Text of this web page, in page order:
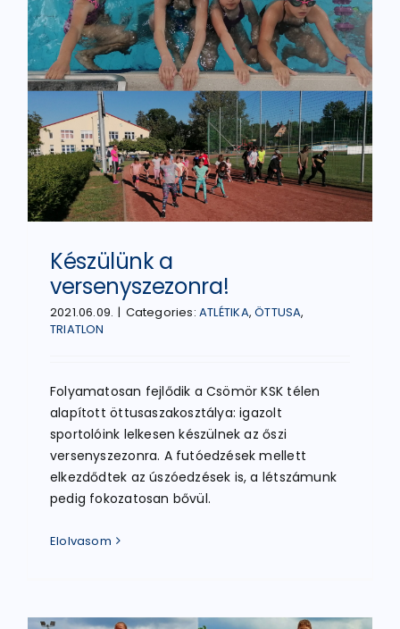
Készülünk a
versenyszezonra!
2021.06.09. | Categories:ATLÉTIKA,ÖTTUSA,
TRIATLON
Folyamatosan fejlődik a Csömör KSK télen
alapított öttusaszakosztálya: igazolt
sportolóink lelkesen készülnek az őszi
versenyszezonra. A futóedzések mellett
elkezdődtek az úszóedzések is, a létszámunk
pedig fokozatosan bővül.
Elolvasom